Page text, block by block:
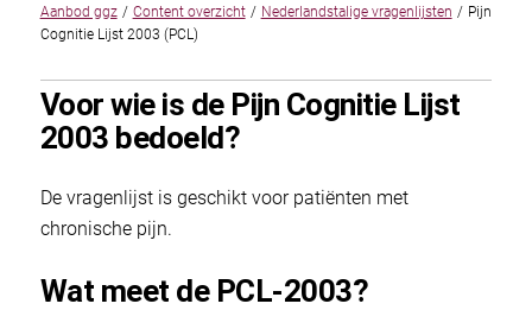
Aanbod ggz / Content overzicht / Nederlandstalige vragenlijsten / Pijn
Cognitie Lijst 2003 (PCL)
Voor wie is de Pijn Cognitie Lijst
2003 bedoeld?
De vragenlijst is geschikt voor patiënten met
chronische pijn.
Wat meet de PCL-2003?